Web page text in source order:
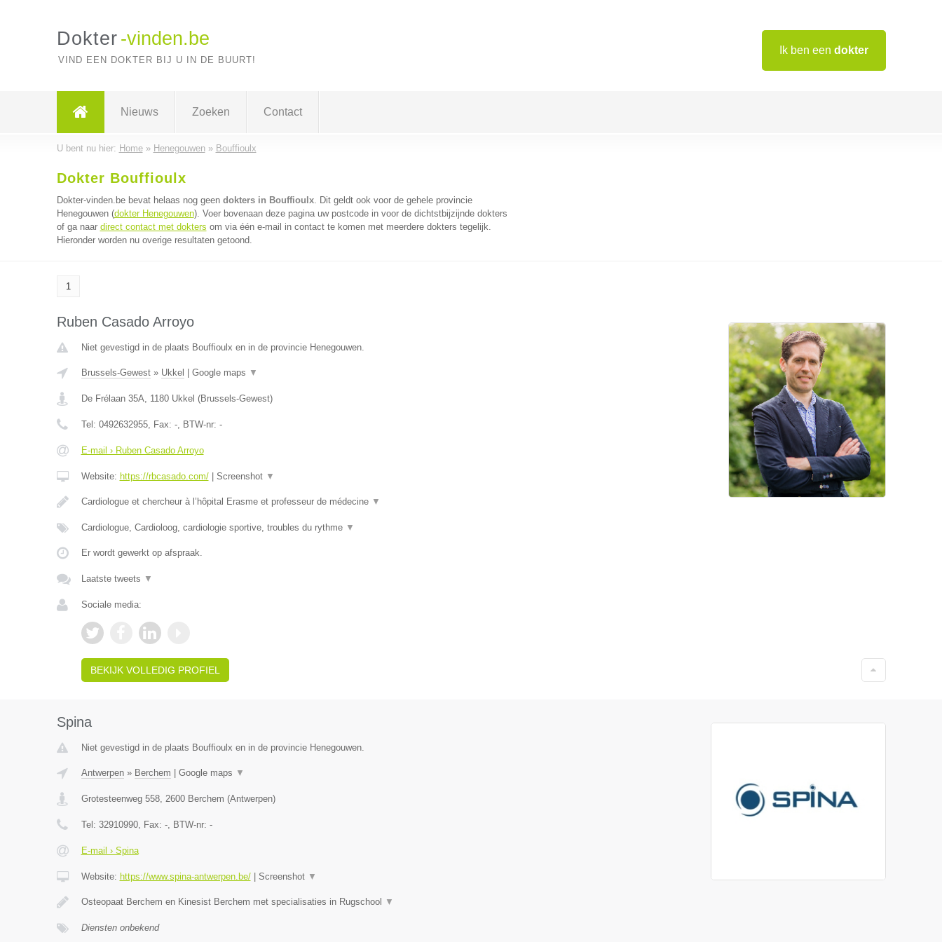
Ik ben een dokter
Dokter -vinden.be
VIND EEN DOKTER BIJ U IN DE BUURT!
Nieuws Zoeken Contact
U bent nu hier: Home» Henegouwen» Bouffioulx
Dokter Bouffioulx
Dokter-vinden.be bevat helaas nog geen dokters in Bouffioulx. Dit geldt ook voor de gehele provincie
Henegouwen (dokter Henegouwen). Voer bovenaan deze pagina uw postcode in voor de dichtstbijzijnde dokters
of ga naar direct contact met dokters om via één e-mail in contact te komen met meerdere dokters tegelijk.
Hieronder worden nu overige resultaten getoond.
1
Ruben Casado Arroyo
Niet gevestigd in de plaats Bouffioulx en in de provincie Henegouwen.
Brussels-Gewest» Ukkel Google maps ▼
De Frélaan 35A, 1180 Ukkel (Brussels-Gewest)
Tel: 0492632955, Fax: -, BTW-nr: -
E-mail › Ruben Casado Arroyo
Website: https://rbcasado.com/| Screenshot ▼
Cardiologue et chercheur à l’hôpital Erasme et professeur de médecine ▼
Cardiologue, Cardioloog, cardiologie sportive, troubles du rythme ▼
Er wordt gewerkt op afspraak.
Laatste tweets ▼
Sociale media:
BEKIJK VOLLEDIG PROFIEL
Spina
Niet gevestigd in de plaats Bouffioulx en in de provincie Henegouwen.
Antwerpen» Berchem Google maps ▼
Grotesteenweg 558, 2600 Berchem (Antwerpen)
Tel: 32910990, Fax: -, BTW-nr: -
E-mail › Spina
Website: https://www.spina-antwerpen.be/| Screenshot ▼
Osteopaat Berchem en Kinesist Berchem met specialisaties in Rugschool ▼
Diensten onbekend